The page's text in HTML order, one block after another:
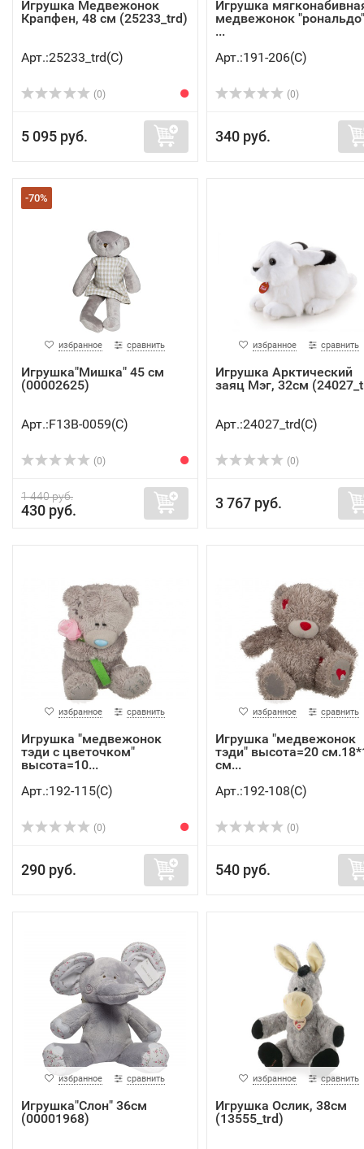
Игрушка Медвежонок
Крапфен, 48 см (25233_trd)
Арт.:25233_trd(C)
(0)
5 095 руб.
Игрушка
медвежонок
...
Арт.:191-206(C)
(0)
340 руб.
-70%
избранное сравнить
Игрушка"Мишка" 45 см
(00002625)
Арт.:F13B-0059(C)
(0)
1 440 руб.
430 руб.
избранное сравнить
Игрушка Арктический
заяц Мэг, 32см
Арт.:24027_trd(C)
(0)
3 767 руб.
избранное сравнить
Игрушка "медвежонок
тэди с цветочком"
высота=10...
Арт.:192-115(C)
(0)
290 руб.
избранное сравнить
Игрушка "медвежонок
тэди" высота=20
см...
Арт.:192-108(C)
(0)
540 руб.
избранное сравнить
Игрушка"Слон" 36см
(00001968)
избранное сравнить
Игрушка Ослик, 38см
(13555_trd)